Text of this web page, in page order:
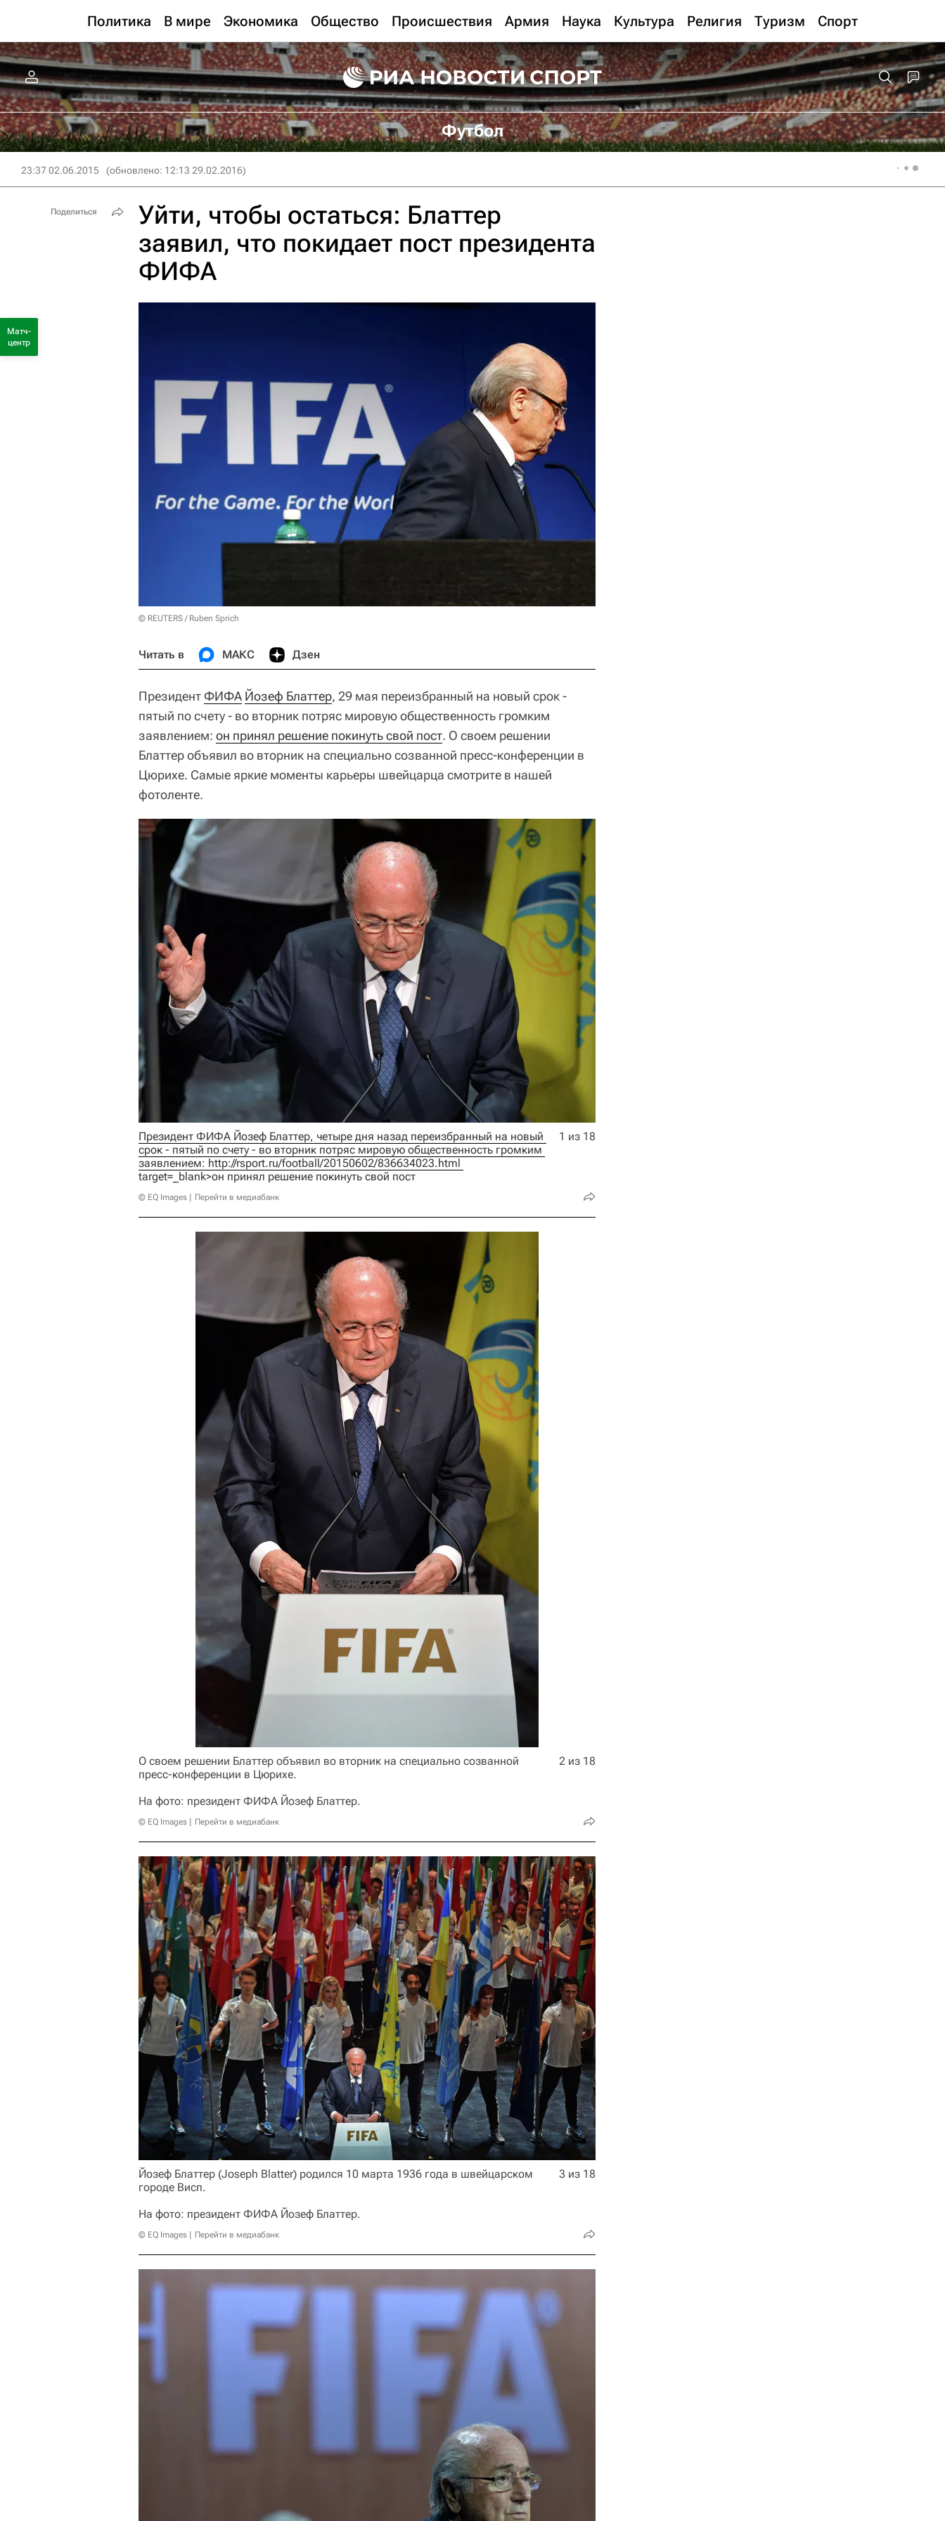
Политика В мире Экономика Общество Происшествия Армия Наука Культура Религия Туризм Спорт
Футбол
23:37 02.06.2015 (обновлено: 12:13 29.02.2016)
Уйти, чтобы остаться: Блаттер
заявил, что покидает пост президента
ФИФА
© REUTERS / Ruben Sprich
Читать в МАКС Дзен
Президент ФИФА Йозеф Блаттер, 29 мая переизбранный на новый срок -
пятый по счету - во вторник потряс мировую общественность громким
заявлением: он принял решение покинуть свой пост. О своем решении
Блаттер объявил во вторник на специально созванной пресс-конференции в
Цюрихе. Самые яркие моменты карьеры швейцарца смотрите в нашей
фотоленте.
Президент ФИФА Йозеф Блаттер, четыре дня назад переизбранный на новый
срок - пятый по счету - во вторник потряс мировую общественность громким
заявлением: http://rsport.ru/football/20150602/836634023.html
target=_blank>он принял решение покинуть свой пост
© EQ Images Перейти в медиабанк
1 из 18
О своем решении Блаттер объявил во вторник на специально созванной
пресс-конференции в Цюрихе.
На фото: президент ФИФА Йозеф Блаттер.
© EQ Images Перейти в медиабанк
2 из 18
Йозеф Блаттер (Joseph Blatter) родился 10 марта 1936 года в швейцарском
городе Висп.
На фото: президент ФИФА Йозеф Блаттер.
© EQ Images Перейти в медиабанк
3 из 18
Поделиться
Матч-
центр